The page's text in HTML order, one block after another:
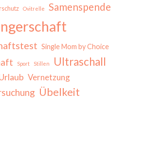
Ovitrelle Samenspende
Single Mom by Choice
Sport Stillen Ultraschall
Vernetzung
Übelkeit